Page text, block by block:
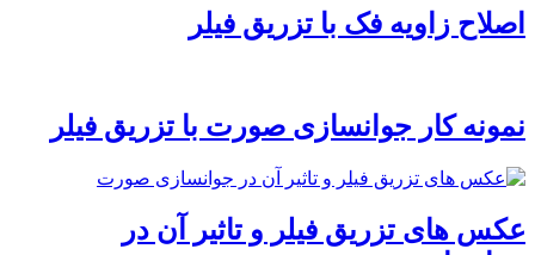
اصلاح زاویه فک با تزریق فیلر
نمونه کار جوانسازی صورت با تزریق فیلر
عکس های تزریق فیلر و تاثیر آن در